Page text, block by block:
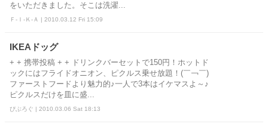
をいただきました。そこは洗濯...
Ｆ-Ｉ-Ｋ-Ａ | 2010.03.12 Fri 15:09
IKEAドッグ
+ + 携帯投稿 + + ドリンクバーセットで150円！ホットド
ックにはフライドオニオン、ピクルス乗せ放題！(￣￢￣)
ファーストフードより魅力的♪一人で3本はイケマスよ～♪
ピクルスだけを皿に盛...
ぴぶろぐ | 2010.03.06 Sat 18:13